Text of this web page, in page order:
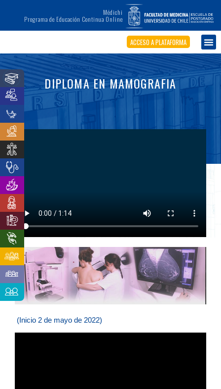
Médichi
Programa de Educación Continua Online
ACCESO A PLATAFORMA
DIPLOMA EN MAMOGRAFIA
(Inicio 2 de mayo de 2022)